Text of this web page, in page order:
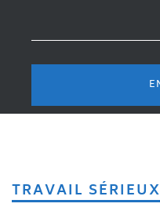
TRAVAIL SÉRIEUX